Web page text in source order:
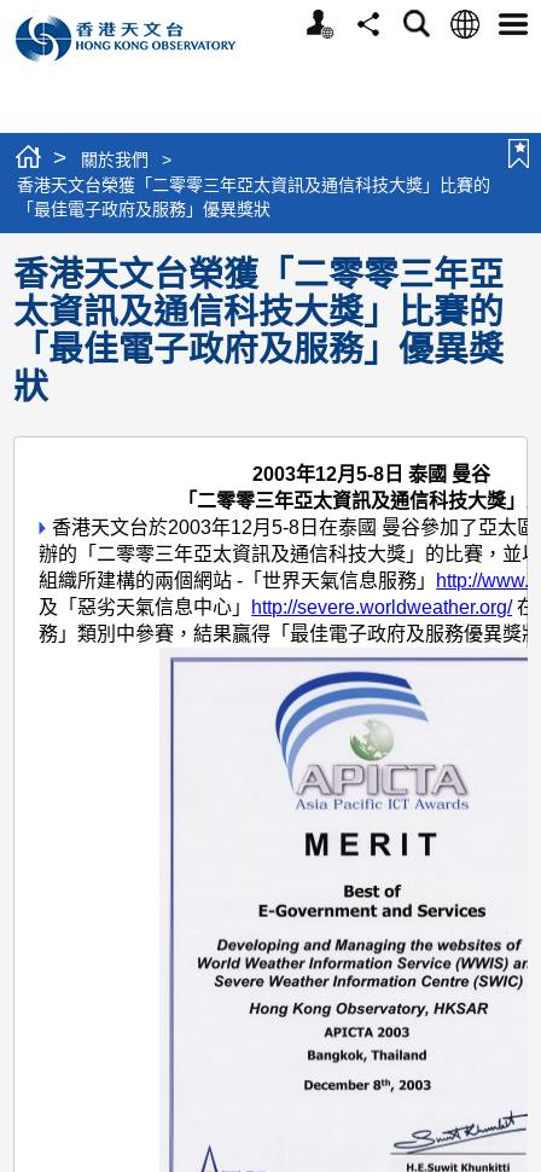
個
分
搜
語
選
> 關於我們
>
香港天文台榮獲「二零零三年亞太資訊及通信科技大獎」比賽的
「最佳電子政府及服務」優異獎狀
香港天文台榮獲「二零零三年亞
太資訊及通信科技大獎」比賽的
「最佳電子政府及服務」優異獎
狀
2003年12月5-8日 泰國 曼谷
「二零零三年亞太資訊及通信科技大獎」
香港天文台於2003年12月5-8日在泰國 曼谷參加了亞太
辦的「二零零三年亞太資訊及通信科技大獎」的比賽，並
組織所建構的兩個網站 -「世界天氣信息服務」
http://
及「惡劣天氣信息中心」
http://severe.worldweather.org/在
務」類別中參賽，結果贏得「最佳電子政府及服務優異獎